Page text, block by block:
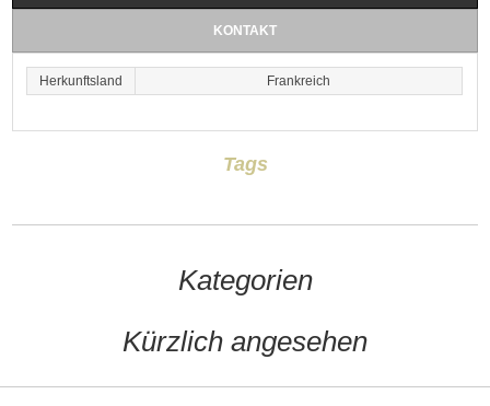
KONTAKT
Herkunftsland Frankreich
Tags
Kategorien
Kürzlich angesehen